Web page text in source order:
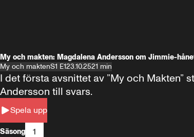
My och makten: Magdalena Andersson om Jimmie-
My och maktenS1 E123.10.2521 min
Spela upp
I det första avsnittet av ”My och
Andersson till svars.
Säsong 1